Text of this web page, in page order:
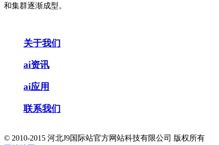
和集群逐渐成型。
关于我们
ai资讯
ai应用
联系我们
© 2010-2015 河北J9国际站官方网站科技有限公司 版权所有